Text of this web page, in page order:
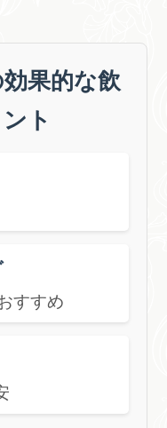
果的な飲
ト
すすめ